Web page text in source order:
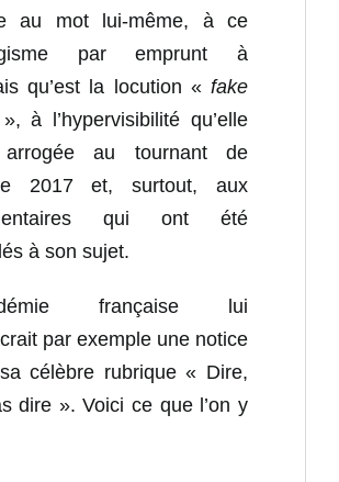
au mot lui-même, à ce
par emprunt à
qu’est la locution « fake
à l’hypervisibilité qu’elle
arrogée au tournant de
2017 et, surtout, aux
qui ont été
à son sujet.
française lui
par exemple une notice
célèbre rubrique « Dire,
dire ». Voici ce que l’on y